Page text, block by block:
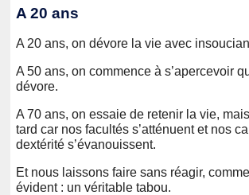
A 20 ans
A 20 ans, on dévore la vie avec
A 50 ans, on commence à s’apercevoir
dévore.
A 70 ans, on essaie de retenir la vie,
tard car nos facultés s’atténuent et nos
dextérité s’évanouissent.
Et nous laissons faire sans réagir,
évident : un véritable tabou.